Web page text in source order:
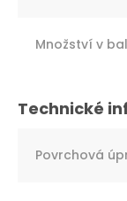
Množství v
Povrchová